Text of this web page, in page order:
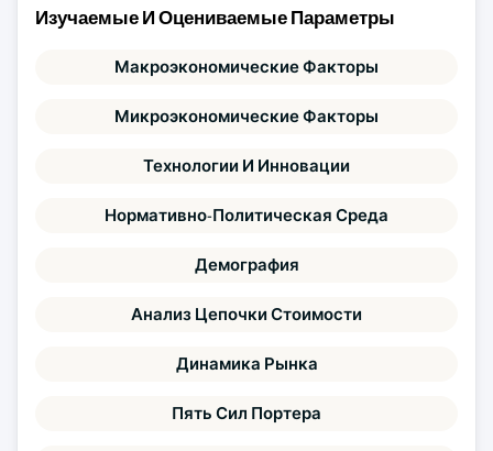
Изучаемые И Оцениваемые Параметры
Макроэкономические Факторы
Микроэкономические Факторы
Технологии И Инновации
Нормативно-Политическая Среда
Демография
Анализ Цепочки Стоимости
Динамика Рынка
Пять Сил Портера